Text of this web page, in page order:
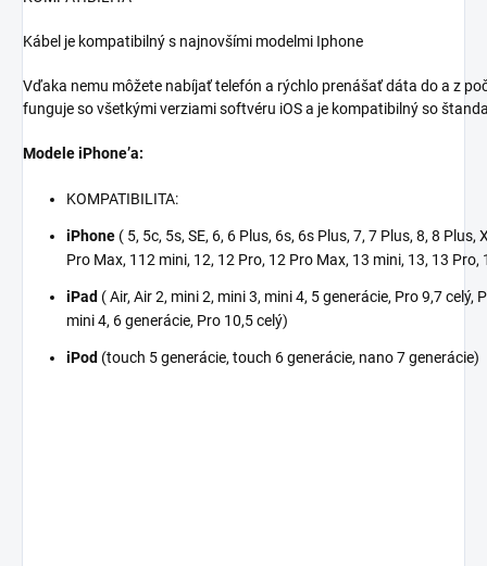
Kábel je kompatibilný s najnovšími modelmi Iphone
Vďaka nemu môžete nabíjať telefón a rýchlo prenášať dáta do a z
funguje so všetkými verziami softvéru iOS a je kompatibilný so
Modele iPhone’a:
KOMPATIBILITA:
iPhone ( 5, 5c, 5s, SE, 6, 6 Plus, 6s, 6s Plus, 7, 7 Plus, 8, 8 Plus,
Pro Max, 112 mini, 12, 12 Pro, 12 Pro Max, 13 mini, 13, 13 Pro,
iPad ( Air, Air 2, mini 2, mini 3, mini 4, 5 generácie, Pro 9,7 celý,
mini 4, 6 generácie, Pro 10,5 celý)
iPod (touch 5 generácie, touch 6 generácie, nano 7 generácie)